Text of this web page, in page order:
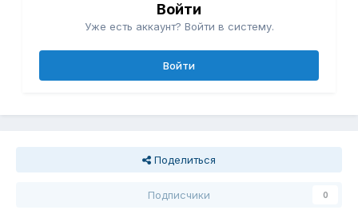
Войти
Уже есть аккаунт? Войти в систему.
Войти
Поделиться
Подписчики 0